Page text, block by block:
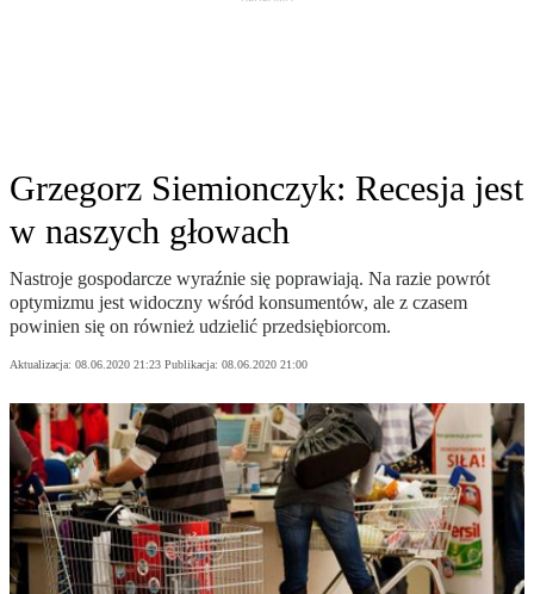
Grzegorz Siemionczyk: Recesja jest
w naszych głowach
Nastroje gospodarcze wyraźnie się poprawiają. Na razie powrót
optymizmu jest widoczny wśród konsumentów, ale z czasem
powinien się on również udzielić przedsiębiorcom.
Aktualizacja: 08.06.2020 21:23 Publikacja: 08.06.2020 21:00